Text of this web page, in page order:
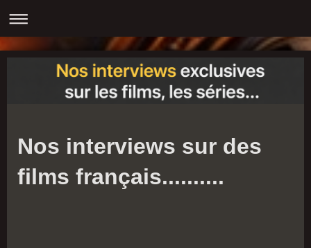
Nos interviews sur des
films français..........